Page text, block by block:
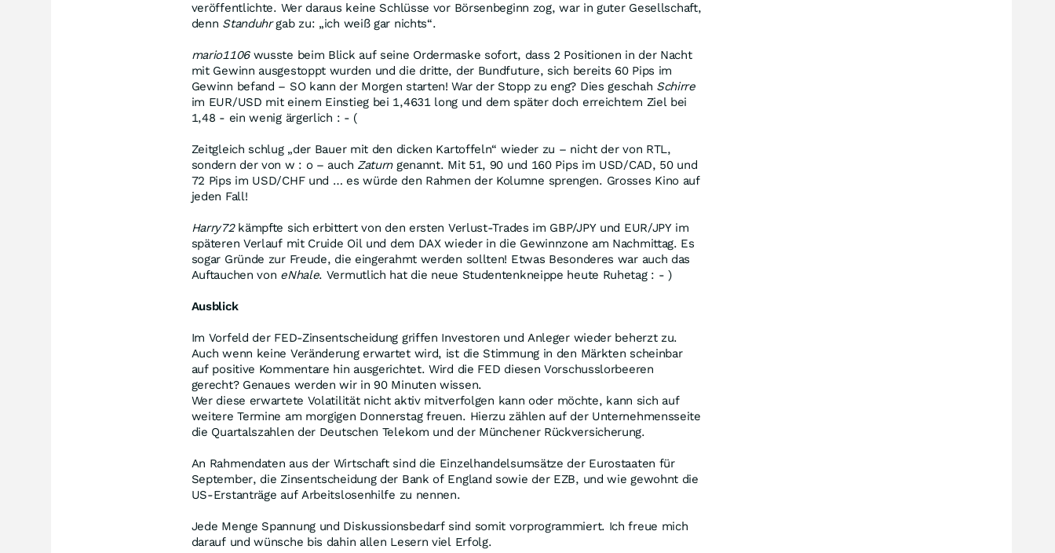
veröffentlichte. Wer daraus keine Schlüsse vor Börsenbeginn zog, war in guter Gesellschaft,
denn Standuhrgab zu: „ich weiß gar nichts“.
mario1106wusste beim Blick auf seine Ordermaske sofort, dass 2 Positionen in der Nacht
mit Gewinn ausgestoppt wurden und die dritte, der Bundfuture, sich bereits 60 Pips im
Gewinn befand – SO kann der Morgen starten! War der Stopp zu eng? Dies geschah Schirre
im EUR/USD mit einem Einstieg bei 1,4631 long und dem später doch erreichtem Ziel bei
1,48 - ein wenig ärgerlich : - (
Zeitgleich schlug „der Bauer mit den dicken Kartoffeln“ wieder zu – nicht der von RTL,
sondern der von w : o – auch Zaturngenannt. Mit 51, 90 und 160 Pips im USD/CAD, 50 und
72 Pips im USD/CHF und … es würde den Rahmen der Kolumne sprengen. Grosses Kino auf
jeden Fall!
Harry72kämpfte sich erbittert von den ersten Verlust-Trades im GBP/JPY und EUR/JPY im
späteren Verlauf mit Cruide Oil und dem DAX wieder in die Gewinnzone am Nachmittag. Es
sogar Gründe zur Freude, die eingerahmt werden sollten! Etwas Besonderes war auch das
Auftauchen von eNhale. Vermutlich hat die neue Studentenkneippe heute Ruhetag : - )
Ausblick
Im Vorfeld der FED-Zinsentscheidung griffen Investoren und Anleger wieder beherzt zu.
Auch wenn keine Veränderung erwartet wird, ist die Stimmung in den Märkten scheinbar
auf positive Kommentare hin ausgerichtet. Wird die FED diesen Vorschusslorbeeren
gerecht? Genaues werden wir in 90 Minuten wissen.
Wer diese erwartete Volatilität nicht aktiv mitverfolgen kann oder möchte, kann sich auf
weitere Termine am morgigen Donnerstag freuen. Hierzu zählen auf der Unternehmensseite
die Quartalszahlen der Deutschen Telekom und der Münchener Rückversicherung.
An Rahmendaten aus der Wirtschaft sind die Einzelhandelsumsätze der Eurostaaten für
September, die Zinsentscheidung der Bank of England sowie der EZB, und wie gewohnt die
US-Erstanträge auf Arbeitslosenhilfe zu nennen.
Jede Menge Spannung und Diskussionsbedarf sind somit vorprogrammiert. Ich freue mich
darauf und wünsche bis dahin allen Lesern viel Erfolg.